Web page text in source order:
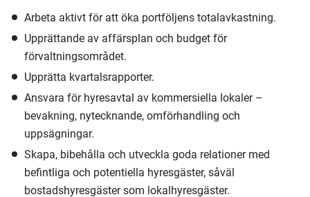
Arbeta aktivt för att öka portföljens totalavkastning.
Upprättande av affärsplan och budget för
förvaltningsområdet.
Upprätta kvartalsrapporter.
Ansvara för hyresavtal av kommersiella lokaler –
bevakning, nytecknande, omförhandling och
uppsägningar.
Skapa, bibehålla och utveckla goda relationer med
befintliga och potentiella hyresgäster, såväl
bostadshyresgäster som lokalhyresgäster.